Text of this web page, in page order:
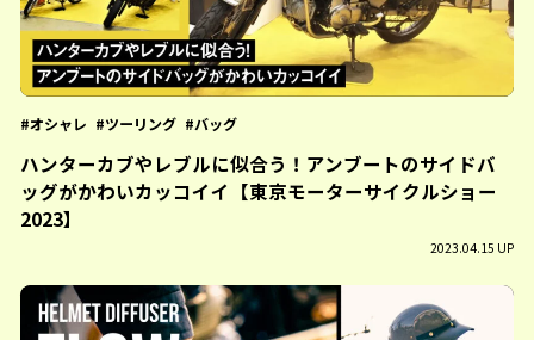
オシャレ ツーリング バッグ
ハンターカブやレブルに似合う！アンブートのサイドバ
ッグがかわいカッコイイ【東京モーターサイクルショー
2023】
2023.04.15 UP